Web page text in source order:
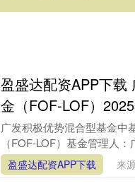
盈盛达配资APP下载
金（FOF-LOF）
广发积极优势混合型基金中
（FOF-LOF）基金管理人
盈盛达配资APP下载 来